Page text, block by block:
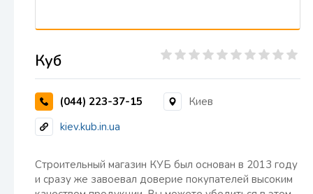
Куб
(044) 223-37-15
Киев
kiev.kub.in.ua
Строительный магазин КУБ был основан в 2013 году
и сразу же завоевал доверие покупателей высоким